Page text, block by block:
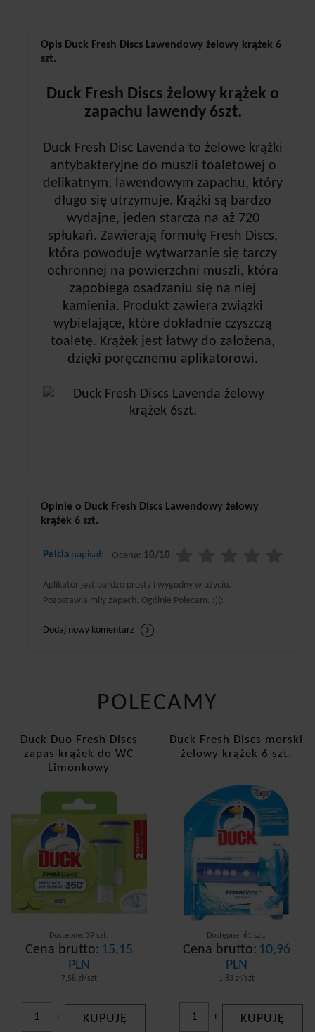
Opis Duck Fresh Discs Lawendowy żelowy krążek 6
szt.
Duck Fresh Discs żelowy krążek o
zapachu lawendy 6szt.
Duck Fresh Disc Lavenda to żelowe krążki
antybakteryjne do muszli toaletowej o
delikatnym, lawendowym zapachu, który
długo się utrzymuje. Krążki są bardzo
wydajne, jeden starcza na aż 720
spłukań. Zawierają formułę Fresh Discs,
która powoduje wytwarzanie się tarczy
ochronnej na powierzchni muszli, która
zapobiega osadzaniu się na niej
kamienia. Produkt zawiera związki
wybielające, które dokładnie czyszczą
toaletę. Krążek jest łatwy do założena,
dzięki poręcznemu aplikatorowi.
Opinie o Duck Fresh Discs Lawendowy żelowy
krążek 6 szt.
Pelcia napisał: Ocena: 10/10
Aplikator jest bardzo prosty i wygodny w użyciu.
Pozostawia miły zapach. Ogólnie Polecam. :)(:
Dodaj nowy komentarz
POLECAMY
Duck Duo Fresh Discs
zapas krążek do WC
Limonkowy
Dostępne: 39 szt.
Cena brutto: 15,15
PLN
7,58 zł/szt
- + KUPUJĘ
Duck Fresh Discs morski
żelowy krążek 6 szt.
Dostępne: 61 szt.
Cena brutto: 10,96
PLN
1,83 zł/szt
- + KUPUJĘ